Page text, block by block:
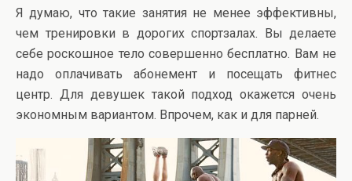
Я думаю, что такие занятия не менее эффективны,
чем тренировки в дорогих спортзалах. Вы делаете
себе роскошное тело совершенно бесплатно. Вам не
надо оплачивать абонемент и посещать фитнес
центр. Для девушек такой подход окажется очень
экономным вариантом. Впрочем, как и для парней.